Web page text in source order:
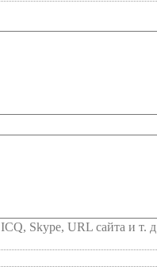
ICQ, Skype, URL сайта и т.